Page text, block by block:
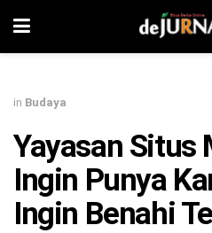
in Budaya
Yayasan Situs
Ingin Punya
Ingin Benahi